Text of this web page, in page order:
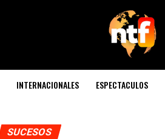
INTERNACIONALES ESPECTACULOS
SUCESOS